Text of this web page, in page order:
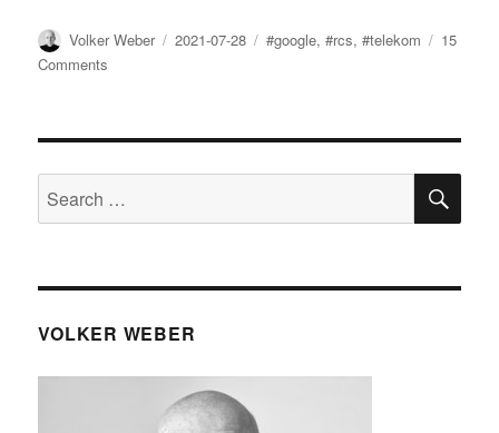
Author
Volker Weber
Posted
2021-07-28 Tags
#google,#rcs,#telekom
15
Comments
ein
Problem
Search
for:
VOLKER WEBER